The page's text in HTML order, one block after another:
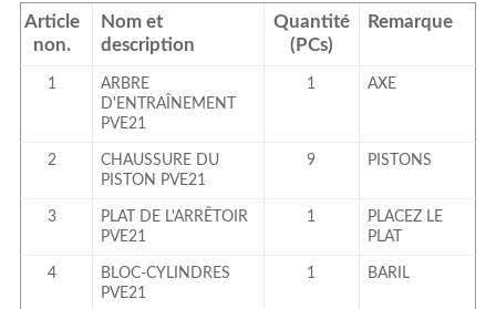
Article
non.
Nom et
description
Quantité
(PCs)
Remarque
1
ARBRE
D'ENTRAÎNEMENT
PVE21
1 AXE
2
CHAUSSURE DU
PISTON PVE21
9 PISTONS
3
PLAT DE L'ARRÊTOIR
PVE21
1
PLACEZ LE
PLAT
4
BLOC-CYLINDRES
PVE21
1 BARIL